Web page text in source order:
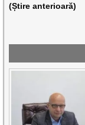
(Știre anterioară)